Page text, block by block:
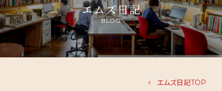
エムズ日記
BLOG
エムズ日記TOP